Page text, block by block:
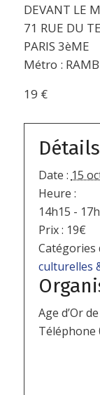
DEVANT LE
71 RUE DU
PARIS 3èME
Métro :
19 €
Détails
Date : 15
Heure :
14h15 -
Prix : 19€
Catégories
culturelles
Age d’Or
Téléphone